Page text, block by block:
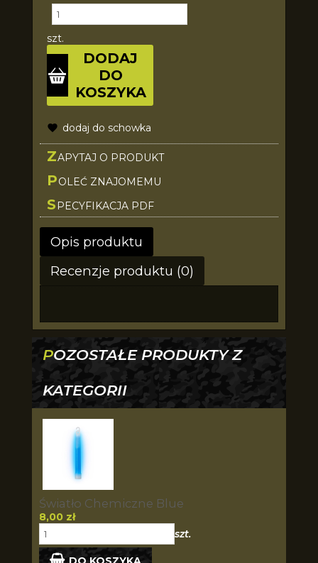
szt.
DODAJ
DO
KOSZYKA
dodaj do schowka
ZAPYTAJ O PRODUKT
POLEĆ ZNAJOMEMU
S PECYFIKACJA PDF
Opis produktu
Recenzje produktu (0)
POZOSTAŁE PRODUKTY Z
KATEGORII
Światło Chemiczne Blue
8,00 zł
szt.